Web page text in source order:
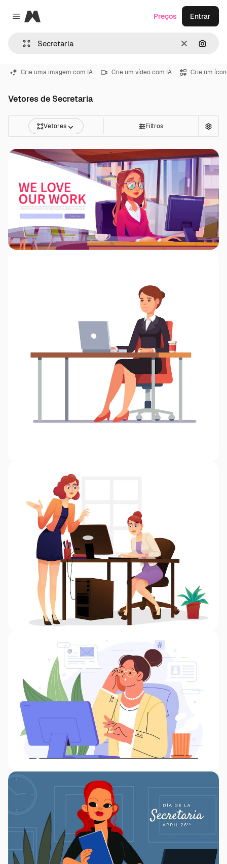
Close menu
Magnific
Limpar
Preços Entrar
Crie uma imagem com IA Crie um vídeo com IA Crie um
Vetores de Secretaria
Vetores Filtros